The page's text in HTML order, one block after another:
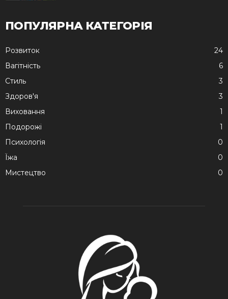
ПОПУЛЯРНА КАТЕГОРІЯ
Розвиток
24
Вагітність
6
Стиль
3
Здоров'я
3
Виховання
1
Подорожі
1
Психологія
0
Їжа
0
Мистецтво
0